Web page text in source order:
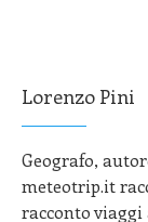
Lorenzo Pini
Geografo,
meteotrip.it
racconto